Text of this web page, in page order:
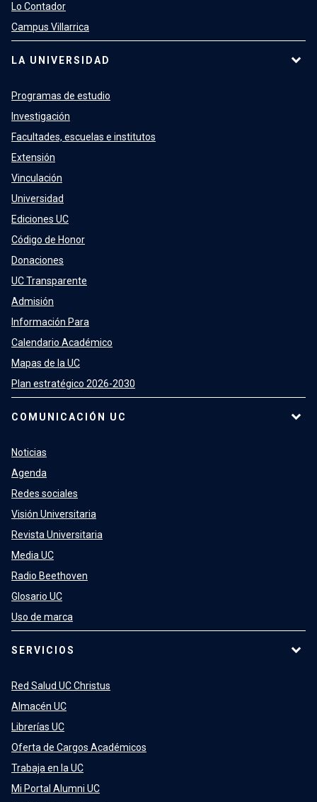
Lo Contador
Campus Villarrica
LA UNIVERSIDAD
Programas de estudio
Investigación
Facultades, escuelas e institutos
Extensión
Vinculación
Universidad
Ediciones UC
Código de Honor
Donaciones
UC Transparente
Admisión
Información Para
Calendario Académico
Mapas de la UC
Plan estratégico 2026-2030
COMUNICACIÓN UC
Noticias
Agenda
Redes sociales
Visión Universitaria
Revista Universitaria
Media UC
Radio Beethoven
Glosario UC
Uso de marca
SERVICIOS
Red Salud UC Christus
Almacén UC
Librerías UC
Oferta de Cargos Académicos
Trabaja en la UC
Mi Portal Alumni UC